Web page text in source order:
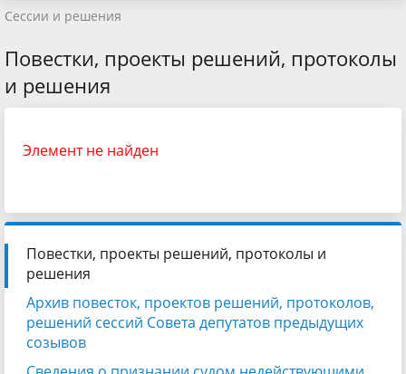
Сессии и решения
Повестки, проекты решений, протоколы
и решения
Элемент не найден
Повестки, проекты решений, протоколы и
решения
Архив повесток, проектов решений, протоколов,
решений сессий Совета депутатов предыдущих
созывов